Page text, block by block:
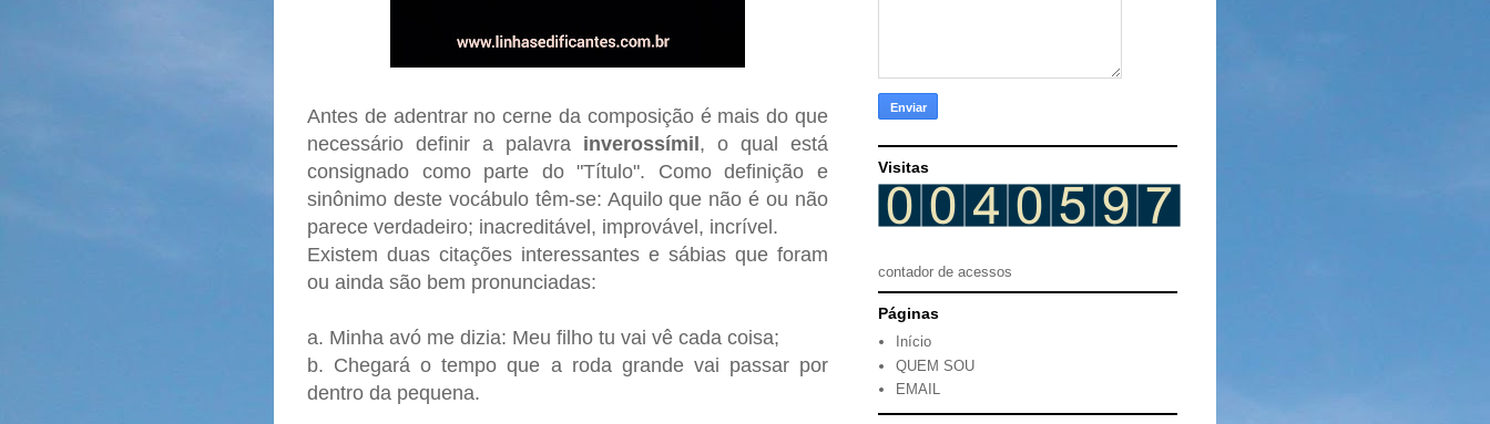
Antes de adentrar no cerne da composição é mais do que
necessário definir a palavra inverossímil , o qual está
consignado como parte do "Título". Como definição e
sinônimo deste vocábulo têm-se: Aquilo que não é ou não
parece verdadeiro; inacreditável, improvável, incrível.
Existem duas citações interessantes e sábias que foram
ou ainda são bem pronunciadas:
a. Minha avó me dizia: Meu filho tu vai vê cada coisa;
b. Chegará o tempo que a roda grande vai passar por
dentro da pequena.
Visitas
contador de acessos
Páginas
Início
QUEM SOU
EMAIL